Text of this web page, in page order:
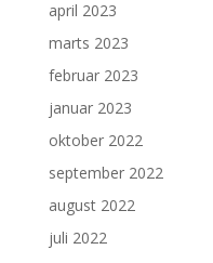
april 2023
marts 2023
februar 2023
januar 2023
oktober 2022
september 2022
august 2022
juli 2022